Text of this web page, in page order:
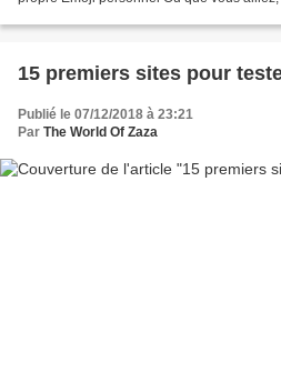
15 premiers sites pour
Publié le 07/12/2018 à 23:21
Par The World Of Zaza